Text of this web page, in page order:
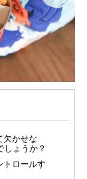
欠かせな
しょうか？
トロールす